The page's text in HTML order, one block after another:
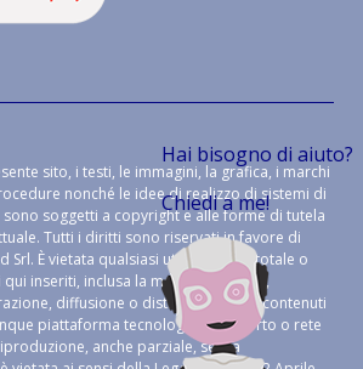
Hai bisogno di aiuto?
Chiedi a me!
sito, i testi, le immagini, la grafica, i marchi
nonché le idee di realizzo di sistemi di
soggetti a copyright e alle forme di tutela
Tutti i diritti sono riservati in favore di
Srl. È vietata qualsiasi utilizzazione, totale o
inseriti, inclusa la memorizzazione,
diffusione o distribuzione dei contenuti
piattaforma tecnologica, supporto o rete
anche parziale, senza